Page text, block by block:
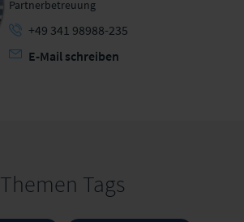
Partnerbetreuung
+49 341 98988-235
E-Mail schreiben
Themen Tags